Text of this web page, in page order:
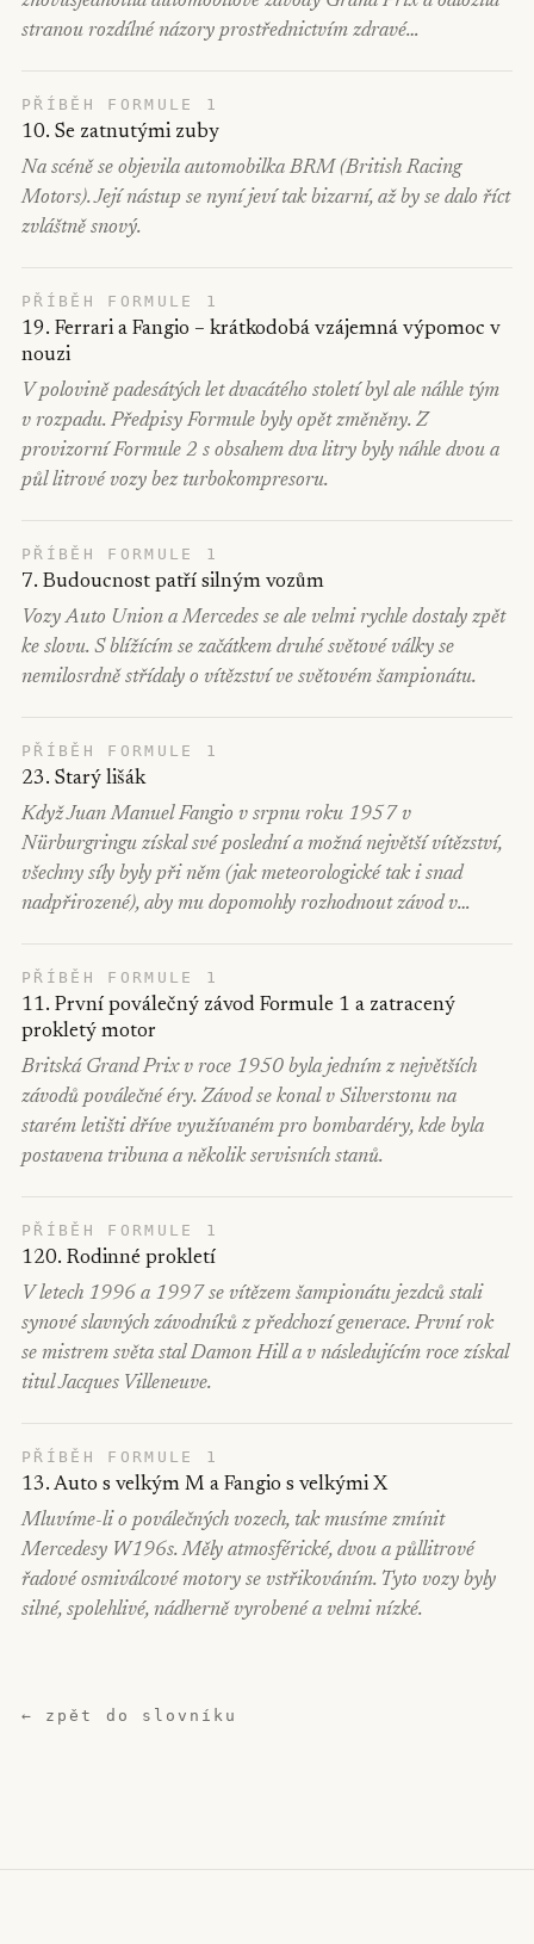
stranou rozdílné názory prostřednictvím zdravé…
PŘÍBĚH FORMULE 1
10. Se zatnutými zuby
Na scéně se objevila automobilka BRM (British Racing
Motors). Její nástup se nyní jeví tak bizarní, až by se dalo říct
zvláštně snový.
PŘÍBĚH FORMULE 1
19. Ferrari a Fangio – krátkodobá vzájemná výpomoc v
nouzi
V polovině padesátých let dvacátého století byl ale náhle tým
v rozpadu. Předpisy Formule byly opět změněny. Z
provizorní Formule 2 s obsahem dva litry byly náhle dvou a
půl litrové vozy bez turbokompresoru.
PŘÍBĚH FORMULE 1
7. Budoucnost patří silným vozům
Vozy Auto Union a Mercedes se ale velmi rychle dostaly zpět
ke slovu. S blížícím se začátkem druhé světové války se
nemilosrdně střídaly o vítězství ve světovém šampionátu.
PŘÍBĚH FORMULE 1
23. Starý lišák
Když Juan Manuel Fangio v srpnu roku 1957 v
Nürburgringu získal své poslední a možná největší vítězství,
všechny síly byly při něm (jak meteorologické tak i snad
nadpřirozené), aby mu dopomohly rozhodnout závod v…
PŘÍBĚH FORMULE 1
11. První poválečný závod Formule 1 a zatracený
prokletý motor
Britská Grand Prix v roce 1950 byla jedním z největších
závodů poválečné éry. Závod se konal v Silverstonu na
starém letišti dříve využívaném pro bombardéry, kde byla
postavena tribuna a několik servisních stanů.
PŘÍBĚH FORMULE 1
120. Rodinné prokletí
V letech 1996 a 1997 se vítězem šampionátu jezdců stali
synové slavných závodníků z předchozí generace. První rok
se mistrem světa stal Damon Hill a v následujícím roce získal
titul Jacques Villeneuve.
PŘÍBĚH FORMULE 1
13. Auto s velkým M a Fangio s velkými X
Mluvíme-li o poválečných vozech, tak musíme zmínit
Mercedesy W196s. Měly atmosférické, dvou a půllitrové
řadové osmiválcové motory se vstřikováním. Tyto vozy byly
silné, spolehlivé, nádherně vyrobené a velmi nízké.
← zpět do slovníku